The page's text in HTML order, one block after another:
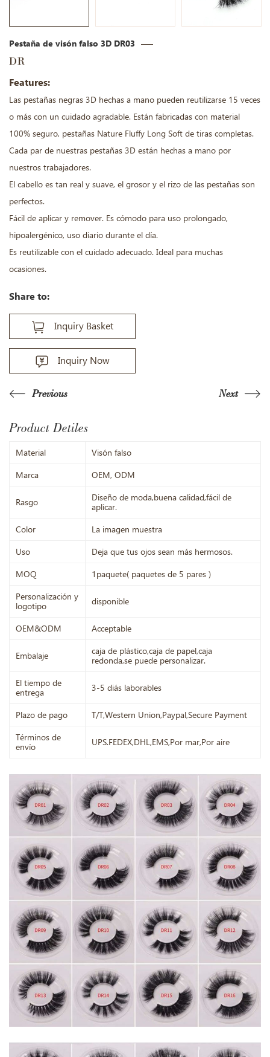
Pestaña de visón falso 3D DR03
DR
Features:
Las pestañas negras 3D hechas a mano pueden reutilizarse 15 veces
o más con un cuidado agradable. Están fabricadas con material
100% seguro, pestañas Nature Fluffy Long Soft de tiras completas.
Cada par de nuestras pestañas 3D están hechas a mano por
nuestros trabajadores.
El cabello es tan real y suave, el grosor y el rizo de las pestañas son
perfectos.
Fácil de aplicar y remover. Es cómodo para uso prolongado,
hipoalergénico, uso diario durante el día.
Es reutilizable con el cuidado adecuado. Ideal para muchas
ocasiones.
Share to:
Inquiry Basket
Inquiry Now
Previous Next
Product Detiles
Material Visón falso
Marca OEM, ODM
Rasgo
Diseño de moda,buena calidad,fácil de
aplicar.
Color La imagen muestra
Uso Deja que tus ojos sean más hermosos.
MOQ 1paquete( paquetes de 5 pares )
Personalización y
logotipo
disponible
OEM&ODM Acceptable
Embalaje
caja de plástico,caja de papel,caja
redonda,se puede personalizar.
El tiempo de
entrega
3-5 diás laborables
Plazo de pago T/T,Western Union,Paypal,Secure Payment
Términos de
envío
UPS.FEDEX,DHL,EMS,Por mar,Por aire